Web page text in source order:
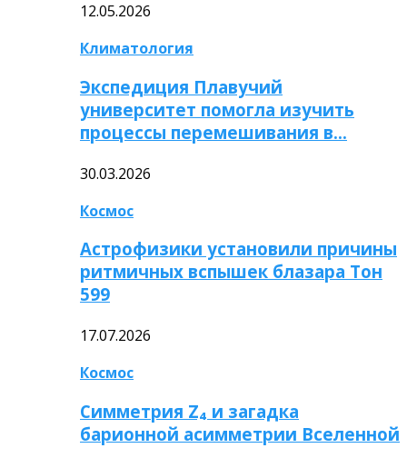
12.05.2026
Климатология
Экспедиция Плавучий
университет помогла изучить
процессы перемешивания в…
30.03.2026
Космос
Астрофизики установили причины
ритмичных вспышек блазара Тон
599
17.07.2026
Космос
Симметрия Z₄ и загадка
барионной асимметрии Вселенной